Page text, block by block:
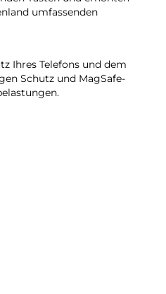
umfassenden
Ihres Telefons und dem
Schutz und MagSafe-